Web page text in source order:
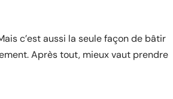
c’est aussi la seule façon de bâtir
Après tout, mieux vaut prendre